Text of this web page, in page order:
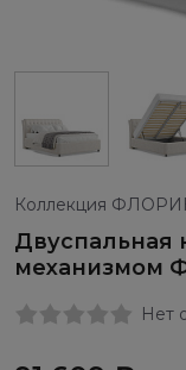
Коллекция
Двуспальная
механизмом
Нет